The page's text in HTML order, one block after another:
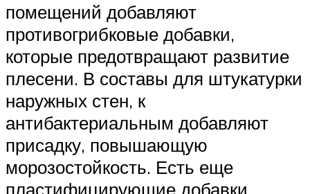
помещений добавляют
противогрибковые добавки,
которые предотвращают развитие
плесени. В составы для штукатурки
наружных стен, к
антибактериальным добавляют
присадку, повышающую
морозостойкость. Есть еще
пластифицирующие добавки,